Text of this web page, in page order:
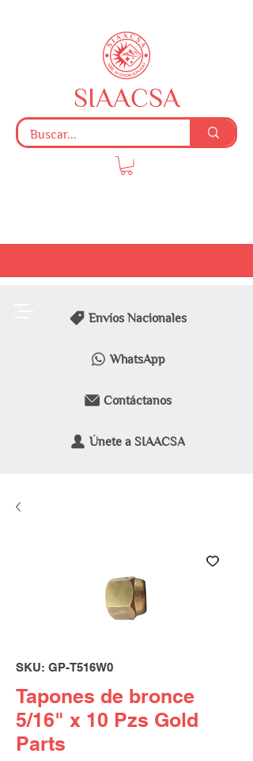
Envíos Nacionales
WhatsApp
Contáctanos
Únete a SIAACSA
SIAACSA
SKU: GP-T516W0
Tapones de bronce
5/16" x 10 Pzs Gold
Parts